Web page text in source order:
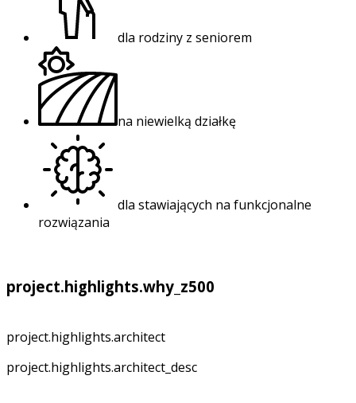
dla rodziny z seniorem
na niewielką działkę
dla stawiających na funkcjonalne
rozwiązania
project.highlights.why_z500
project.highlights.architect
project.highlights.architect_desc